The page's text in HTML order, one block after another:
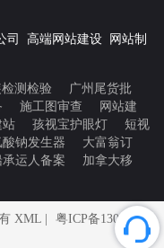
司 高端网站建设 网站制
测检验
广州尾货批
施工图审查
网站建
站 孩视宝护眼灯
短视
酸钠发生器
大富翁订
承运人备案
加拿大移
XML |
粤ICP备13066397
号-9